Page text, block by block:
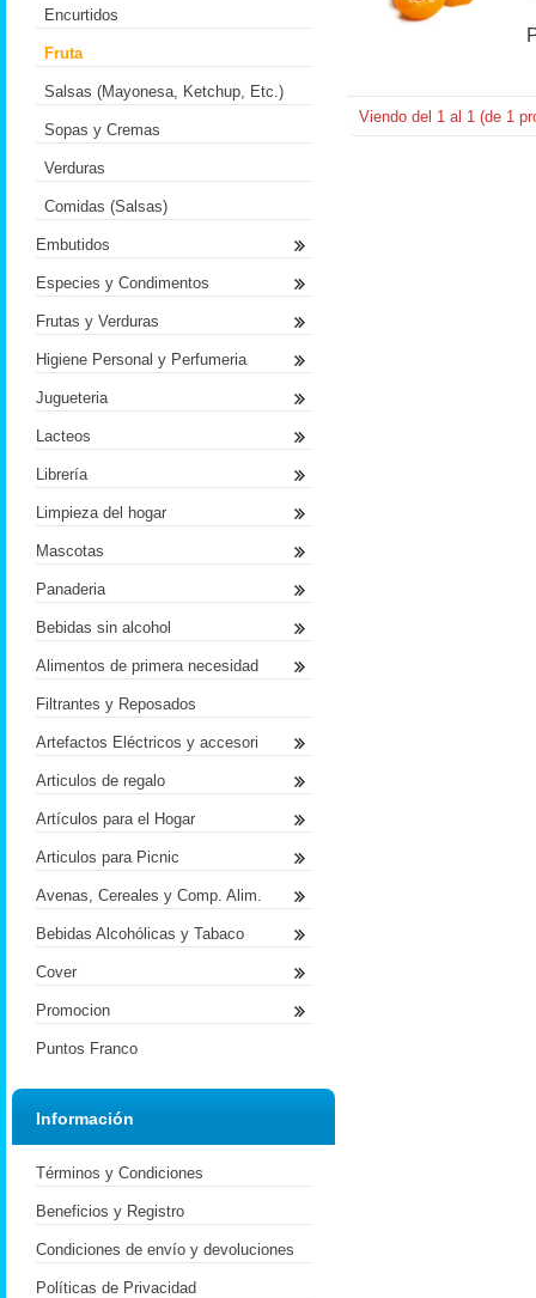
Viendo del 1 al 1 (de 1
Encurtidos
Fruta
Salsas (Mayonesa, Ketchup, Etc.)
Sopas y Cremas
Verduras
Comidas (Salsas)
Embutidos
Especies y Condimentos
Frutas y Verduras
Higiene Personal y Perfumeria
Jugueteria
Lacteos
Librería
Limpieza del hogar
Mascotas
Panaderia
Bebidas sin alcohol
Alimentos de primera necesidad
Filtrantes y Reposados
Artefactos Eléctricos y accesori
Articulos de regalo
Artículos para el Hogar
Articulos para Picnic
Avenas, Cereales y Comp. Alim.
Bebidas Alcohólicas y Tabaco
Cover
Promocion
Puntos Franco
Información
Términos y Condiciones
Beneficios y Registro
Condiciones de envío y devoluciones
Políticas de Privacidad